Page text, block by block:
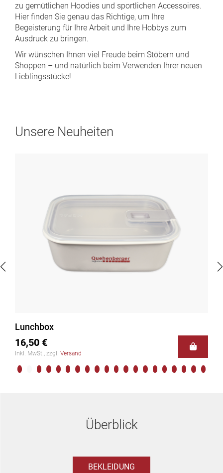
zu gemütlichen Hoodies und sportlichen Accessoires.
Hier finden Sie genau das Richtige, um Ihre
Begeisterung für Ihre Arbeit und Ihre Hobbys zum
Ausdruck zu bringen.
Wir wünschen Ihnen viel Freude beim Stöbern und
Shoppen – und natürlich beim Verwenden Ihrer neuen
Lieblingsstücke!
Unsere Neuheiten
Lunchbox
16,50 €
Inkl. MwSt., zzgl. Versand
Überblick
BEKLEIDUNG